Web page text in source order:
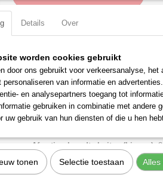
Specificaties
Productcode
EAN code
Productcode leverancier
Netto gewicht
Bruto gewicht
Afmetingen (l,b,h)
Omschrijving
Gereedschapsbox "RED"
Veelzijdig te gebruiken, stootvaste
Schuimrubberenvoering met
x D): 340 x 56 x 275 mm.
Afmeting breedte buiten (binnen):
Afmeting hoogte buiten (binnen):
Afmeting diepte buiten (binnen):
Details Over
worden cookies gebruikt
door ons gebruikt voor verkeersanalyse, het
personaliseren van informatie en
en analysepartners toegang tot
gebruiken in combinatie met andere
uw gebruik van hun diensten of die u hen
tonen Selectie toestaan Alles